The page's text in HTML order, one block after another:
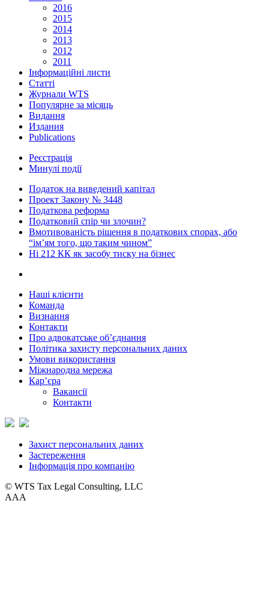
2016
2015
2014
2013
2012
2011
Інформаційні листи
Статті
Журнали WTS
Популярне за місяць
Видання
Издания
Publications
Реєстрація
Минулі події
Податок на виведений капітал
Проект Закону № 3448
Податкова реформа
Податковий спір чи злочин?
Вмотивованість рішення в податкових спорах, або
“ім’ям того, що таким чином”
Ні 212 КК як засобу тиску на бізнес
Наші клієнти
Команда
Визнання
Контакти
Про адвокатське об’єднання
Політика захисту персональних даних
Умови використання
Міжнародна мережа
Кар’єра
Вакансії
Контакти
Захист персональних даних
Застереження
Інформація про компанію
© WTS Tax Legal Consulting, LLC
AAA